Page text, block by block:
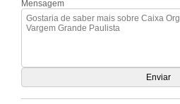
Mensagem